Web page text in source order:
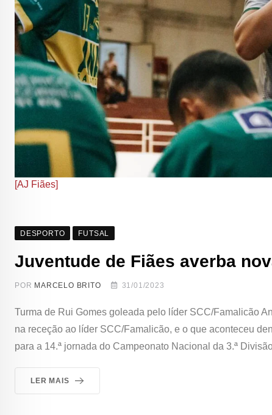
[AJ Fiães]
DESPORTO FUTSAL
Juventude de Fiães averba
POR MARCELO BRITO 31/01/2023
Turma de Rui Gomes goleada pelo líder SCC/Famalicão
na receção ao líder SCC/Famalicão, e o que aconteceu
para a 14.ª jornada do Campeonato Nacional da 3.ª
LER MAIS